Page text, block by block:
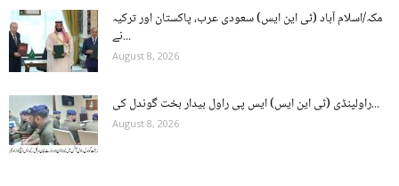
مکہ/اسلام آباد (ٹی این ایس) سعودی عرب، پاکستان اور ترکیہ
نے...
August 8, 2026
راولپنڈی (ٹی این ایس) ایس پی راول بیدار بخت گوندل کی...
August 8, 2026